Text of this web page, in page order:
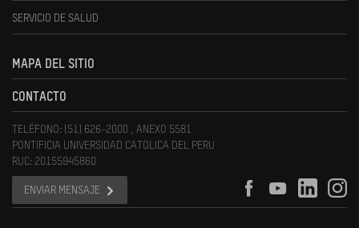
SERVICIO DE SALUD
MAPA DEL SITIO
CONTACTO
TELÉFONO: (51) 626-2000 , ANEXO 5581
PONTIFICIA UNIVERSIDAD CATOLICA DEL PERU
RUC: 20155945860
ENVIAR MENSAJE